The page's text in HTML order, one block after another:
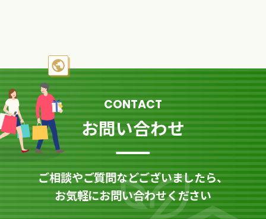
CONTACT
お問い合わせ
ご相談やご質問などございましたら、
お気軽にお問い合わせください